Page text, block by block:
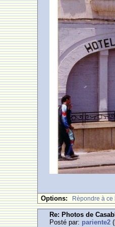
Options: Rèpondre à ce
Re: Photos de
Posté par: pariente2